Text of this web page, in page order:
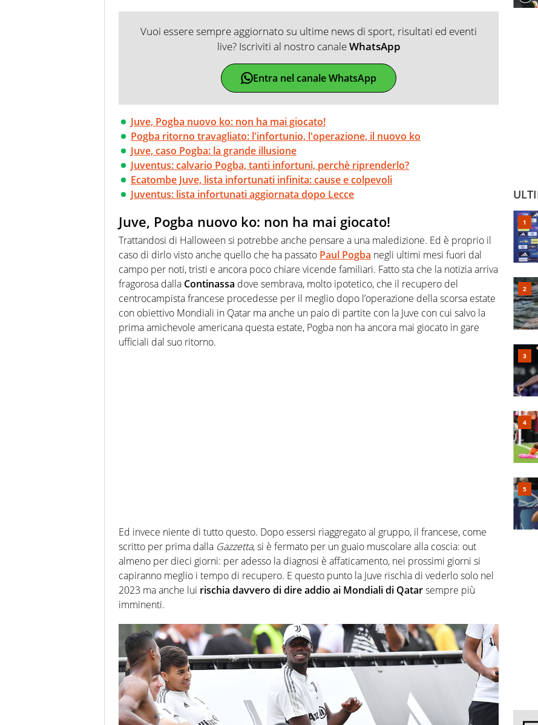
Vuoi essere sempre aggiornato su ultime news di sport, risultati ed eventi
live? Iscriviti al nostro canaleWhatsApp
Entra nel canale WhatsApp
Juve, Pogba nuovo ko: non ha mai giocato!
Pogba ritorno travagliato: l'infortunio, l'operazione, il nuovo ko
Juve, caso Pogba: la grande illusione
Juventus: calvario Pogba, tanti infortuni, perchè riprenderlo?
Ecatombe Juve, lista infortunati infinita: cause e colpevoli
Juventus: lista infortunati aggiornata dopo Lecce
Juve, Pogba nuovo ko: non ha mai giocato!
Trattandosi di Halloween si potrebbe anche pensare a una maledizione. Ed è proprio il
caso di dirlo visto anche quello che ha passato Paul Pogba negli ultimi mesi fuori dal
campo per noti, tristi e ancora poco chiare vicende familiari. Fatto sta che la notizia arriva
fragorosa dalla Continassa dove sembrava, molto ipotetico, che il recupero del
centrocampista francese procedesse per il meglio dopo l’operazione della scorsa estate
con obiettivo Mondiali in Qatar ma anche un paio di partite con la Juve con cui salvo la
prima amichevole americana questa estate, Pogba non ha ancora mai giocato in gare
ufficiali dal suo ritorno.
Ed invece niente di tutto questo. Dopo essersi riaggregato al gruppo, il francese, come
scritto per prima dalla Gazzetta, si è fermato per un guaio muscolare alla coscia: out
almeno per dieci giorni: per adesso la diagnosi è affaticamento, nei prossimi giorni si
capiranno meglio i tempo di recupero. E questo punto la Juve rischia di vederlo solo nel
2023 ma anche lui rischia davvero di dire addio ai Mondiali di Qatarsempre più
imminenti.